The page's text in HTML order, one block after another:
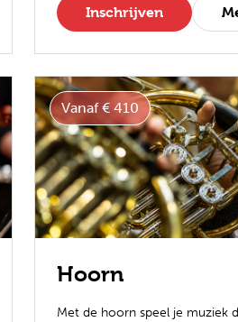
Inschrijven
Vanaf € 410
Hoorn
Met de hoorn speel je muziek